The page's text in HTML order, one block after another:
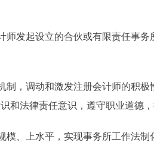
发起设立的合伙或有限责任事务
，调动和激发注册会计师的积极
和法律责任意识，遵守职业道德，
、上水平，实现事务所工作法制